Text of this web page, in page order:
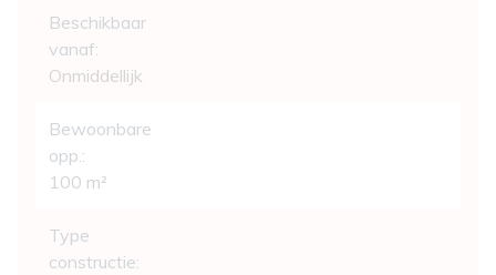
Beschikbaar
vanaf:
Onmiddellijk
Bewoonbare
opp.:
100 m²
Type
constructie: